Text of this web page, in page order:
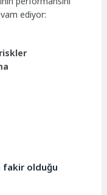
ediyor:
fakir olduğu